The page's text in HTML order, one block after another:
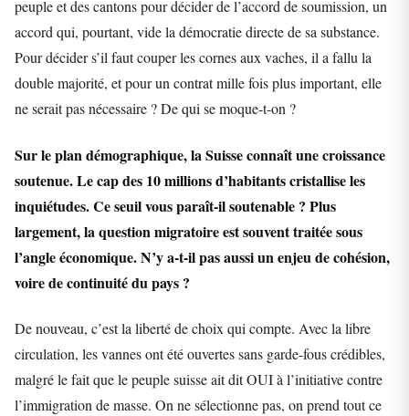
peuple et des cantons pour décider de l’accord de soumission, un
accord qui, pourtant, vide la démocratie directe de sa substance.
Pour décider s’il faut couper les cornes aux vaches, il a fallu la
double majorité, et pour un contrat mille fois plus important, elle
ne serait pas nécessaire ? De qui se moque-t-on ?
Sur le plan démographique, la Suisse connaît une croissance
soutenue. Le cap des 10 millions d’habitants cristallise les
inquiétudes. Ce seuil vous paraît-il soutenable ? Plus
largement, la question migratoire est souvent traitée sous
l’angle économique. N’y a-t-il pas aussi un enjeu de cohésion,
voire de continuité du pays ?
De nouveau, c’est la liberté de choix qui compte. Avec la libre
circulation, les vannes ont été ouvertes sans garde-fous crédibles,
malgré le fait que le peuple suisse ait dit OUI à l’initiative contre
l’immigration de masse. On ne sélectionne pas, on prend tout ce